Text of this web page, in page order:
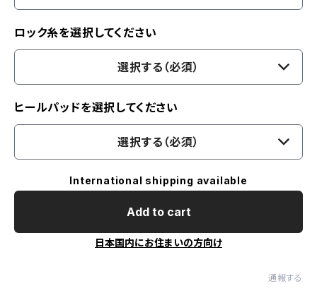
ロック糸を選択してください
選択する（必須）
ヒールパッドを選択してください
選択する（必須）
International shipping available
Add to cart
日本国内にお住まいの方向け
通報する